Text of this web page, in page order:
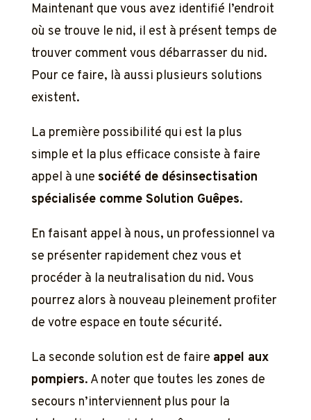
Maintenant que vous avez identifié l’endroit
où se trouve le nid, il est à présent temps de
trouver comment vous débarrasser du nid.
Pour ce faire, là aussi plusieurs solutions
existent.
La première possibilité qui est la plus
simple et la plus efficace consiste à faire
appel à une société de désinsectisation
spécialisée comme Solution Guêpes.
En faisant appel à nous, un professionnel va
se présenter rapidement chez vous et
procéder à la neutralisation du nid. Vous
pourrez alors à nouveau pleinement profiter
de votre espace en toute sécurité.
La seconde solution est de faire appel aux
pompiers. A noter que toutes les zones de
secours n’interviennent plus pour la